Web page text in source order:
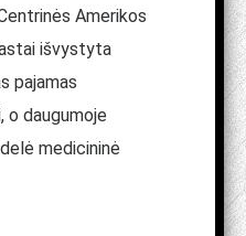
Amerikos
išvystyta
pajamas
o daugumoje
medicininė